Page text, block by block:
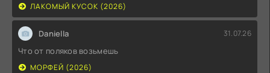
ЛАКОМЫЙ КУСОК (2026)
Daniella 31.07.26
Что от поляков возьмешь
МОРФЕЙ (2026)